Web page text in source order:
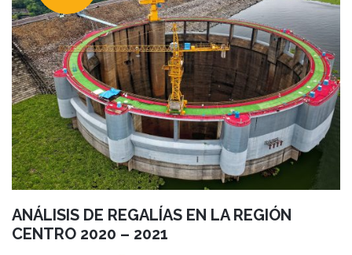
ANÁLISIS DE REGALÍAS EN LA REGIÓN
CENTRO 2020 – 2021